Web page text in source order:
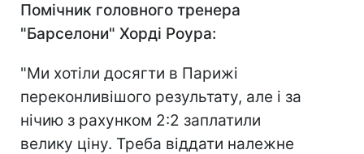
Помічник головного тренера
"Барселони" Хорді Роура:
"Ми хотіли досягти в Парижі
переконливішого результату, але і за
нічию з рахунком 2:2 заплатили
велику ціну. Треба віддати належне